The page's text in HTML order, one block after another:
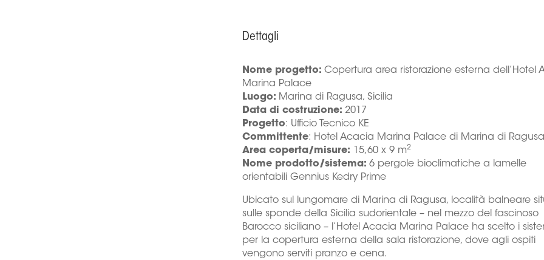
Dettagli
Nome progetto: Copertura area ristorazione esterna dell’Hotel
Marina Palace
Luogo: Marina di Ragusa, Sicilia
Data di costruzione: 2017
Progetto: Ufficio Tecnico KE
Committente: Hotel Acacia Marina Palace di Marina di Ragusa
Area coperta/misure: 15,60 x 9 m2
Nome prodotto/sistema: 6 pergole bioclimatiche a lamelle
orientabili Gennius Kedry Prime
Ubicato sul lungomare di Marina di Ragusa, località balneare
sulle sponde della Sicilia sudorientale – nel mezzo del fascinoso
Barocco siciliano – l’Hotel Acacia Marina Palace ha scelto i
per la copertura esterna della sala ristorazione, dove agli ospiti
vengono serviti pranzo e cena.